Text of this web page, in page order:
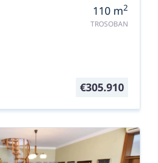
110 m2
TROSOBAN
€305.910